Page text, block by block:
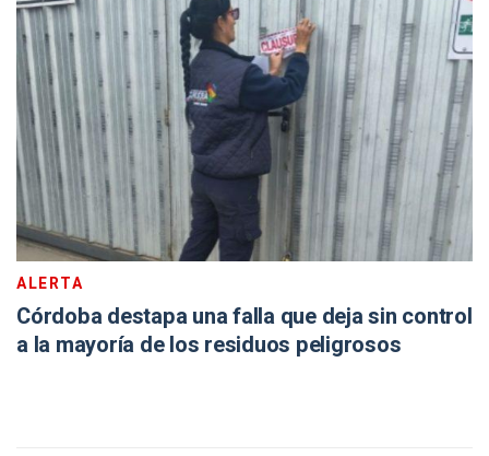
ALERTA
Córdoba destapa una falla que deja sin control
a la mayoría de los residuos peligrosos